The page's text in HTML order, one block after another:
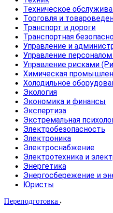
Техническое
Торговля и
Транспорт и дороги
Транспортная
Управление и
Управление персоналом
Управление рисками
Химическая
Холодильное
Экология
Экономика и финансы
Экспертиза
Экстремальная
Электробезопасность
Электроника
Электроснабжение
Электротехника и
Энергетика
Энергосбережение и
Юристы
Переподготовка